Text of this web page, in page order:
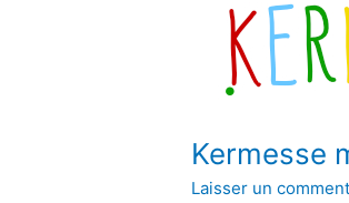
Kermesse
Laisser un